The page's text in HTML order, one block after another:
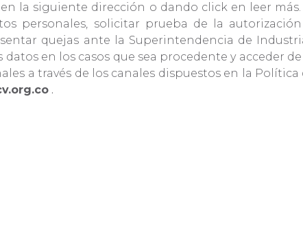
la siguiente dirección o dando click en leer
personales, solicitar prueba de la
quejas ante la Superintendencia de
en los casos que sea procedente y acceder
a través de los canales dispuestos en la
.